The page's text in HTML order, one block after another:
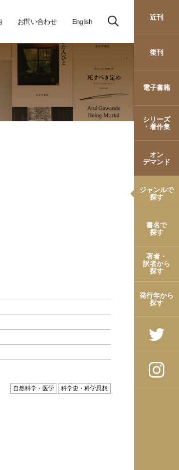
お問い合わせ English
近刊
復刊
電子書籍
シリーズ
・著作集
オン
デマンド
ジャンルで
探す
書名で
探す
著者・
訳者から
探す
発行年から
探す
自然科学・医学 科学史・科学思想